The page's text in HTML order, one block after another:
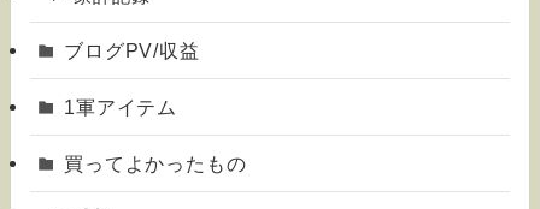
ブログPV/収益
1軍アイテム
買ってよかったもの